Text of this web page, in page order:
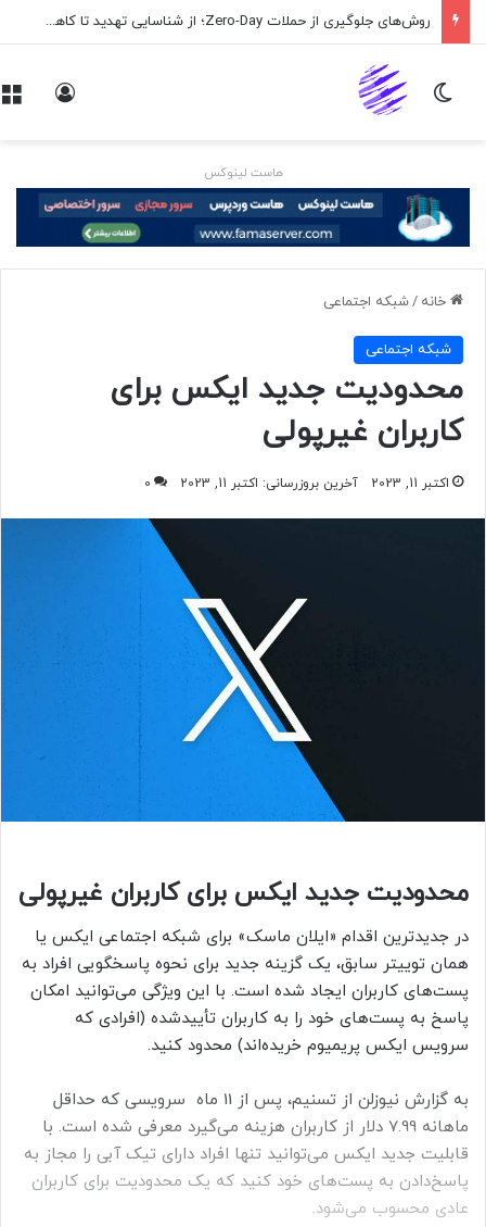
روش‌های جلوگیری از حملات Zero-Day؛ از شناسایی تهدید تا کاهش ریسک
تغییر پوسته
هاست لینوکس
خانه /شبكه اجتماعی
شبكه اجتماعی
محدودیت جدید ایکس برای
کاربران غیرپولی
اکتبر 11, 2023 آخرین بروزرسانی: اکتبر 11, 2023 0
محدودیت جدید ایکس برای کاربران غیرپولی
در جدیدترین اقدام «ایلان ماسک» برای شبکه اجتماعی ایکس یا
همان توییتر سابق، یک گزینه جدید برای نحوه پاسخگویی افراد به
پست‌های کاربران ایجاد شده است. با این ویژگی می‌توانید امکان
پاسخ به پست‌های خود را به کاربران تأییدشده (افرادی که
سرویس ایکس پریمیوم خریده‌اند) محدود کنید.
به گزارش نیوزلن از تسنیم، پس از 11 ماه سرویسی که حداقل
ماهانه 7.99 دلار از کاربران هزینه می‌گیرد معرفی شده است. با
قابلیت جدید ایکس می‌توانید تنها افراد دارای تیک آبی را مجاز به
پاسخ‌دادن به پست‌های خود کنید که یک محدودیت برای کاربران
عادی محسوب می‌شود.